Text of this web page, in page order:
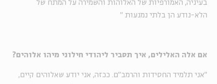
בעיניה, האמורפיות של האלוהות והשמירה על המתח של
הלא-נודע הן בלתי נמנעות "
אם אלה האלילים, איך תסביר ליהודי חילוני מיהו אלוהים?
"אני תלמיד החסידות והרמב"ם. ככזה, אני יודע שאלוהים קיים,